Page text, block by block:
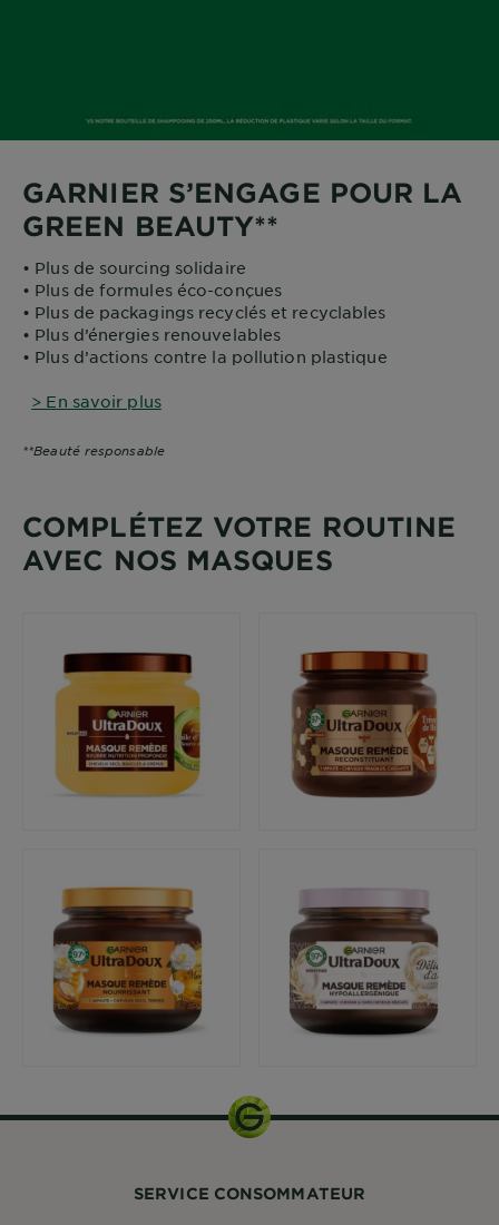
GARNIER S’ENGAGE POUR LA
GREEN BEAUTY**
• Plus de sourcing solidaire
• Plus de formules éco-conçues
• Plus de packagings recyclés et recyclables
• Plus d’énergies renouvelables
• Plus d’actions contre la pollution plastique
> En savoir plus
**Beauté responsable
COMPLÉTEZ VOTRE ROUTINE
AVEC NOS MASQUES
SERVICE CONSOMMATEUR